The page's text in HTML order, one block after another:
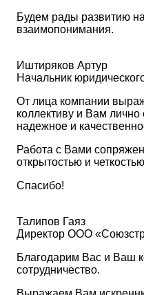
Будем рады развитию
взаимопонимания.
Иштиряков Артур
Начальник
От лица компании
коллективу и Вам лично
надежное и
Работа с Вами
открытостью и
Спасибо!
Талипов Гаяз
Директор ООО
Благодарим Вас и Ваш
сотрудничество.